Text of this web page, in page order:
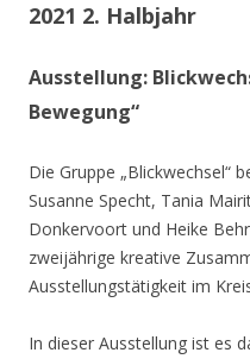
2021 2. Halbjahr
Ausstellung:
Bewegung“
Die Gruppe „Blickwechsel“
Susanne Specht, Tania
Donkervoort und Heike
zweijährige kreative
Ausstellungstätigkeit im
In dieser Ausstellung ist es